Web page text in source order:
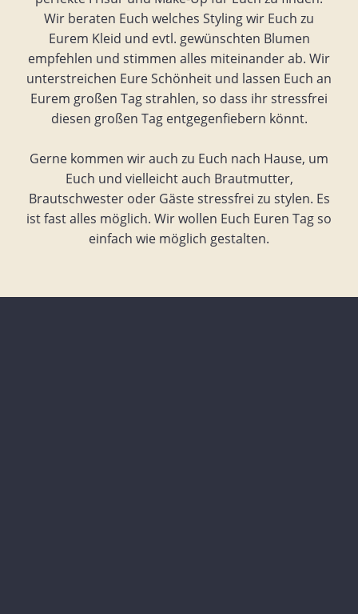
Wir beraten Euch welches Styling wir Euch zu
Eurem Kleid und evtl. gewünschten Blumen
empfehlen und stimmen alles miteinander ab. Wir
unterstreichen Eure Schönheit und lassen Euch an
Eurem großen Tag strahlen, so dass ihr stressfrei
diesen großen Tag entgegenfiebern könnt.
Gerne kommen wir auch zu Euch nach Hause, um
Euch und vielleicht auch Brautmutter,
Brautschwester oder Gäste stressfrei zu stylen. Es
ist fast alles möglich. Wir wollen Euch Euren Tag so
einfach wie möglich gestalten.